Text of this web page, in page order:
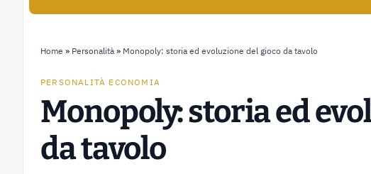
Home » Personalità » Monopoly: storia ed evoluzione del gioco da tavolo
PERSONALITÀ ECONOMIA
Monopoly: storia ed
da tavolo